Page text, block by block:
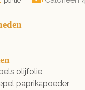
olijfolie
paprikapoeder